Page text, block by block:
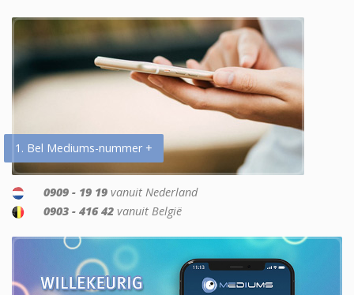
1. Bel Mediums-nummer +
0909 - 19 19 vanuit Nederland
0903 - 416 42 vanuit België